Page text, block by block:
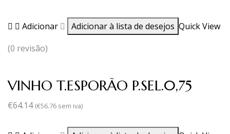
Adicionar Adicionar à lista de desejos Quick View
(0 revisão)
VINHO T.ESPORÃO P.SEL.0,75
€64.14 (€56.76 sem iva)